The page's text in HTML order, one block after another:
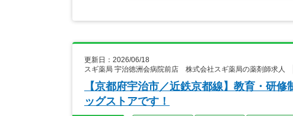
更新日：2026/06/18
スギ薬局 宇治徳洲会病院前店 株式会社スギ薬局の薬剤師求人
【京都府宇治市／近鉄京都線】教育・研
ッグストアです！